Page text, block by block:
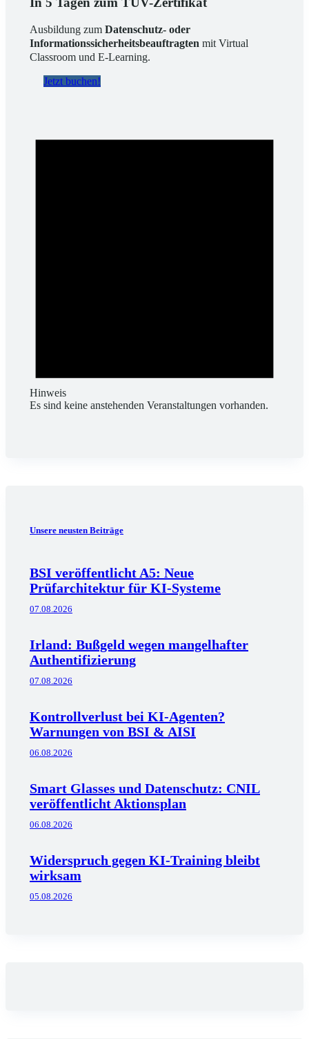
Ausbildung zum Datenschutz- oder
Informationssicherheitsbeauftragten mit Virtual
Classroom und E-Learning.
Jetzt buchen!
Hinweis
Es sind keine anstehenden Veranstaltungen vorhanden.
Unsere neusten Beiträge
BSI veröffentlicht A5: Neue
Prüfarchitektur für KI-Systeme
07.08.2026
Irland: Bußgeld wegen mangelhafter
Authentifizierung
07.08.2026
Kontrollverlust bei KI-Agenten?
Warnungen von BSI & AISI
06.08.2026
Smart Glasses und Datenschutz: CNIL
veröffentlicht Aktionsplan
06.08.2026
Widerspruch gegen KI-Training bleibt
wirksam
05.08.2026